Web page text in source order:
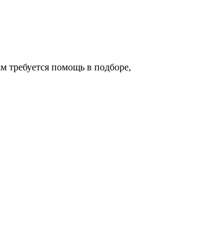
помощь в подборе,